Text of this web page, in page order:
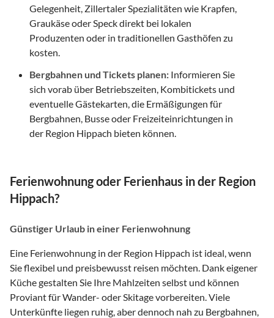
Gelegenheit, Zillertaler Spezialitäten wie Krapfen,
Graukäse oder Speck direkt bei lokalen
Produzenten oder in traditionellen Gasthöfen zu
kosten.
Bergbahnen und Tickets planen: Informieren Sie
sich vorab über Betriebszeiten, Kombitickets und
eventuelle Gästekarten, die Ermäßigungen für
Bergbahnen, Busse oder Freizeiteinrichtungen in
der Region Hippach bieten können.
Ferienwohnung oder Ferienhaus in der Region
Hippach?
Günstiger Urlaub in einer Ferienwohnung
Eine Ferienwohnung in der Region Hippach ist ideal, wenn
Sie flexibel und preisbewusst reisen möchten. Dank eigener
Küche gestalten Sie Ihre Mahlzeiten selbst und können
Proviant für Wander- oder Skitage vorbereiten. Viele
Unterkünfte liegen ruhig, aber dennoch nah zu Bergbahnen,